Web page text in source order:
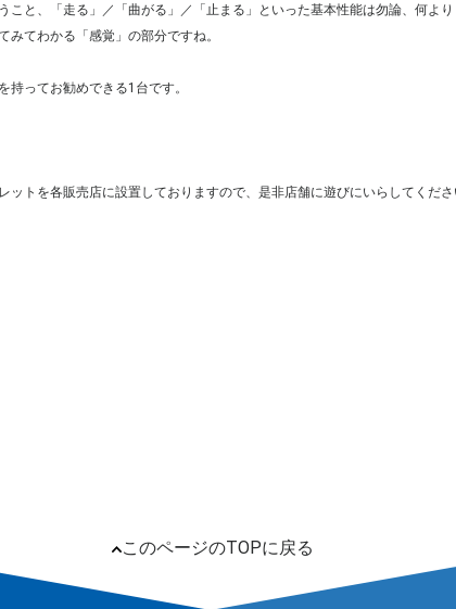
と、「走る」／「曲がる」／「止まる」といった基本性能は勿論、何よ
てわかる「感覚」の部分ですね。
ってお勧めできる1台です。
ットを各販売店に設置しておりますので、是非店舗に遊びにいらしてくだ
このページのTOPに戻る